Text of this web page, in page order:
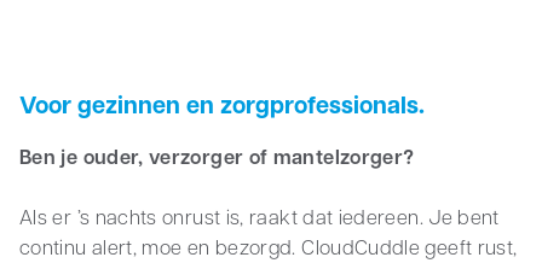
Voor gezinnen en zorgprofessionals.
Ben je ouder, verzorger of mantelzorger?
Als er ’s nachts onrust is, raakt dat iedereen. Je bent
continu alert, moe en bezorgd. CloudCuddle geeft rust,